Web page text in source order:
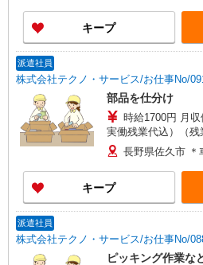
キープ
派遣社員
株式会社テクノ・サービス/お仕事No/
部品を仕分け
時給1700円 月
実働残業代込）（
れています
長野県佐久市 ＊
キープ
派遣社員
株式会社テクノ・サービス/お仕事No/
ピッキング作業な